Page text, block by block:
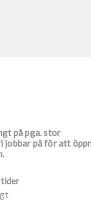
på pga. stor
jobbar på för att